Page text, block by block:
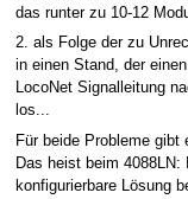
das runter zu 10-12
2. als Folge der zu
in einen Stand, der
LocoNet Signalleitung
los...
Für beide Probleme gibt
Das heist beim 4088LN:
konfigurierbare Lösung